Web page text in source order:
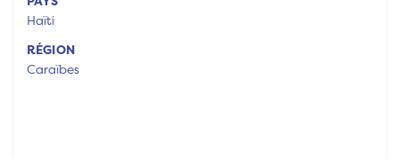
Haïti
RÉGION
Caraïbes